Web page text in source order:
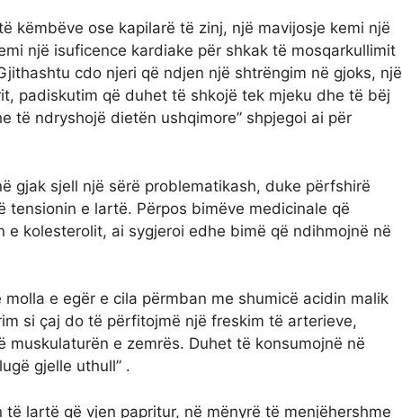
këmbëve ose kapilarë të zinj, një mavijosje kemi një
një isuficence kardiake për shkak të mosqarkullimit
cdo njeri që ndjen një shtrëngim në gjoks, një
padiskutim që duhet të shkojë tek mjeku dhe të bëj
të ndryshojë dietën ushqimore” shpjegoi ai për
gjak sjell një sërë problematikash, duke përfshirë
tensionin e lartë. Përpos bimëve medicinale që
e kolesterolit, ai sygjeroi edhe bimë që ndihmojnë në
molla e egër e cila përmban me shumicë acidin malik
si çaj do të përfitojmë një freskim të arterieve,
muskulaturën e zemrës. Duhet të konsumojnë në
gjelle uthull” .
të lartë që vjen papritur, në mënyrë të menjëhershme